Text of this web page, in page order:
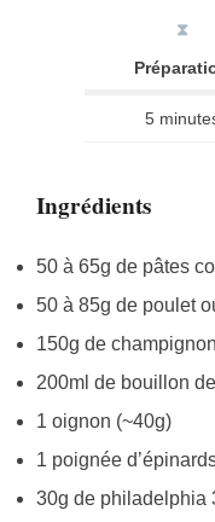
⧗
5
Ingrédients
50 à 65g de pâtes
50 à 85g de poulet
150g de
200ml de bouillon
1 oignon (~40g)
1 poignée
30g de philadelphia